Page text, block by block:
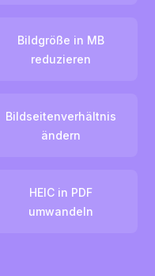
Bildgröße in MB
reduzieren
Bildseitenverhältnis
ändern
HEIC in PDF
umwandeln